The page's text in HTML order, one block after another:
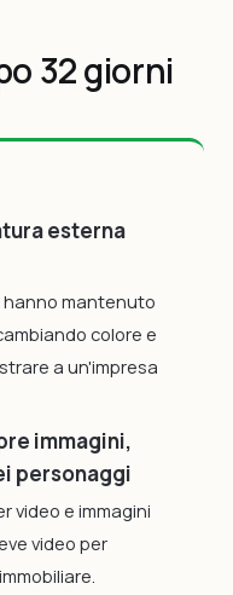
32 giorni
esterna
hanno mantenuto
colore e
a un'impresa
immagini,
personaggi
video e immagini
video per